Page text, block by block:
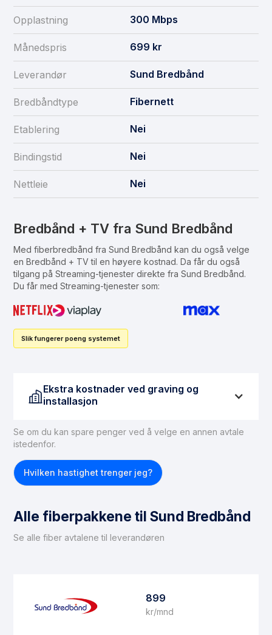
Opplastning 300 Mbps
Månedspris 699 kr
Leverandør Sund Bredbånd
Bredbåndtype Fibernett
Etablering Nei
Bindingstid Nei
Nettleie Nei
Bredbånd + TV fra Sund Bredbånd
Med fiberbredbånd fra Sund Bredbånd kan du også velge
en Bredbånd + TV til en høyere kostnad. Da får du også
tilgang på Streaming-tjenester direkte fra Sund Bredbånd.
Du får med Streaming-tjenester som:
Slik fungerer poeng systemet
Ekstra kostnader ved graving og
installasjon
Hvis du ikke har tilgang til fiber, må dette ordnes før
fiberforbindelse til boligen, kan du forvente
gravekostnader på mellom 15 000 og 30 000 kroner.
situasjon der fiber ikke kan installeres, anbefaler vi å
trådløst bredbånd
Se om du kan spare penger ved å velge en annen avtale
istedenfor.
Hvilken hastighet trenger jeg?
Alle fiberpakkene til Sund Bredbånd
Se alle fiber avtalene til leverandøren
899
kr/mnd